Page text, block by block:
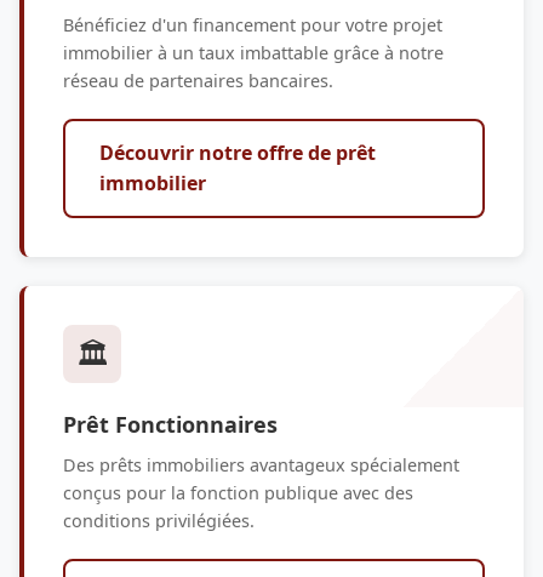
Bénéficiez d'un financement pour votre projet
immobilier à un taux imbattable grâce à notre
réseau de partenaires bancaires.
Découvrir notre offre de prêt
immobilier
🏛️
Prêt Fonctionnaires
Des prêts immobiliers avantageux spécialement
conçus pour la fonction publique avec des
conditions privilégiées.